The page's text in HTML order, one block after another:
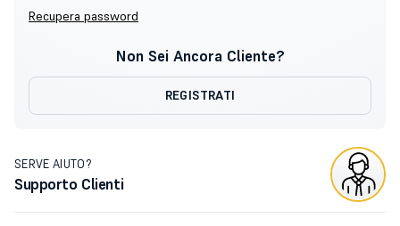
Recupera password
Non Sei Ancora Cliente?
REGISTRATI
SERVE AIUTO?
Supporto Clienti